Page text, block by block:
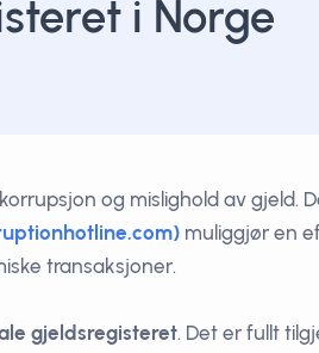
i Norge
og mislighold av gjeld.
muliggjør en
transaksjoner.
gjeldsregisteret. Det er fullt